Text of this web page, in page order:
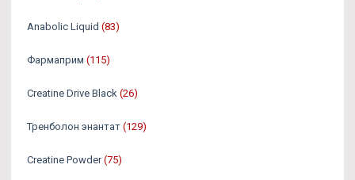
Anabolic Liquid (83)
Фармаприм (115)
Creatine Drive Black (26)
Тренболон энантат (129)
Creatine Powder (75)